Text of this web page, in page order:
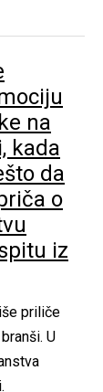
na
kada
da
o
iz
priliče
U